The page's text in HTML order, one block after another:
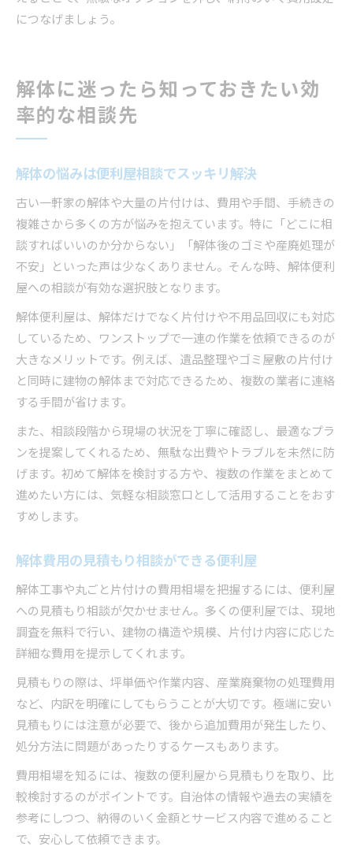
につなげましょう。
解体に迷ったら知っておきたい効
率的な相談先
解体の悩みは便利屋相談でスッキリ解決
古い一軒家の解体や大量の片付けは、費用や手間、手続きの
複雑さから多くの方が悩みを抱えています。特に「どこに相
談すればいいのか分からない」「解体後のゴミや産廃処理が
不安」といった声は少なくありません。そんな時、解体便利
屋への相談が有効な選択肢となります。
解体便利屋は、解体だけでなく片付けや不用品回収にも対応
しているため、ワンストップで一連の作業を依頼できるのが
大きなメリットです。例えば、遺品整理やゴミ屋敷の片付け
と同時に建物の解体まで対応できるため、複数の業者に連絡
する手間が省けます。
また、相談段階から現場の状況を丁寧に確認し、最適なプラ
ンを提案してくれるため、無駄な出費やトラブルを未然に防
げます。初めて解体を検討する方や、複数の作業をまとめて
進めたい方には、気軽な相談窓口として活用することをおす
すめします。
解体費用の見積もり相談ができる便利屋
解体工事や丸ごと片付けの費用相場を把握するには、便利屋
への見積もり相談が欠かせません。多くの便利屋では、現地
調査を無料で行い、建物の構造や規模、片付け内容に応じた
詳細な費用を提示してくれます。
見積もりの際は、坪単価や作業内容、産業廃棄物の処理費用
など、内訳を明確にしてもらうことが大切です。極端に安い
見積もりには注意が必要で、後から追加費用が発生したり、
処分方法に問題があったりするケースもあります。
費用相場を知るには、複数の便利屋から見積もりを取り、比
較検討するのがポイントです。自治体の情報や過去の実績を
参考にしつつ、納得のいく金額とサービス内容で進めること
で、安心して依頼できます。